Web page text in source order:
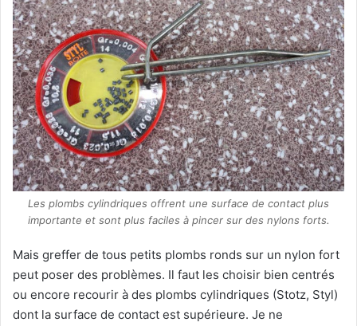
Les plombs cylindriques offrent une surface de contact plus
importante et sont plus faciles à pincer sur des nylons forts.
Mais greffer de tous petits plombs ronds sur un nylon fort
peut poser des problèmes. Il faut les choisir bien centrés
ou encore recourir à des plombs cylindriques (Stotz, Styl)
dont la surface de contact est supérieure. Je ne